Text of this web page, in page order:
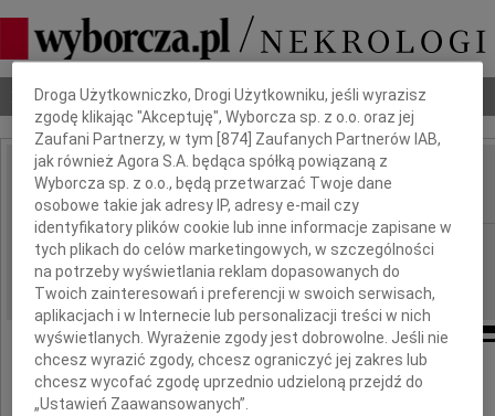
Nekrologi Odeszli Poradnik pogrzebowy
IMIĘ I NAZWISKO: Waldemar Niewalda
REGION: Katowice, Kraków
DATA EMISJI: 08.01.2025
Z wielkim smutkiem zawiadamiamy,
Dbamy o Twoją prywatność
Droga Użytkowniczko, Drogi Użytkowniku, jeśli wyrazisz
zgodę klikając "Akceptuję", Wyborcza sp. z o.o. oraz jej
Zaufani Partnerzy, w tym [874 ] Zaufanych Partnerów IAB,
jak również Agora S.A. będąca spółką powiązaną z
Wyborcza sp. z o.o., będą przetwarzać Twoje dane
osobowe takie jak adresy IP, adresy e-mail czy
identyfikatory plików cookie lub inne informacje zapisane w
tych plikach do celów marketingowych, w szczególności
na potrzeby wyświetlania reklam dopasowanych do
Twoich zainteresowań i preferencji w swoich serwisach,
aplikacjach i w Internecie lub personalizacji treści w nich
wyświetlanych. Wyrażenie zgody jest dobrowolne. Jeśli nie
chcesz wyrazić zgody, chcesz ograniczyć jej zakres lub
chcesz wycofać zgodę uprzednio udzieloną przejdź do
„Ustawień Zaawansowanych”.